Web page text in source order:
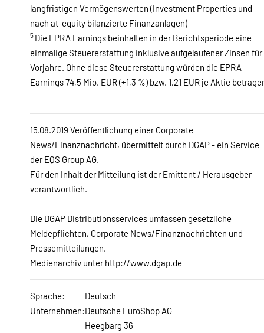
langfristigen Vermögenswerten (Investment Properties und
nach at-equity bilanzierte Finanzanlagen)
5 Die EPRA Earnings beinhalten in der Berichtsperiode eine
einmalige Steuererstattung inklusive aufgelaufener Zinsen für
Vorjahre. Ohne diese Steuererstattung würden die EPRA
Earnings 74,5 Mio. EUR (+1,3 %) bzw. 1,21 EUR je Aktie
15.08.2019 Veröffentlichung einer Corporate
News/Finanznachricht, übermittelt durch DGAP - ein Service
der EQS Group AG.
Für den Inhalt der Mitteilung ist der Emittent / Herausgeber
verantwortlich.
Die DGAP Distributionsservices umfassen gesetzliche
Meldepflichten, Corporate News/Finanznachrichten und
Pressemitteilungen.
Medienarchiv unter http://www.dgap.de
Sprache:
Deutsch
Unternehmen:Deutsche EuroShop AG
Heegbarg 36